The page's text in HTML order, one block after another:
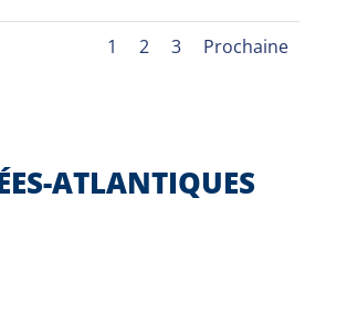
1 2 3 Prochaine
ATLANTIQUES